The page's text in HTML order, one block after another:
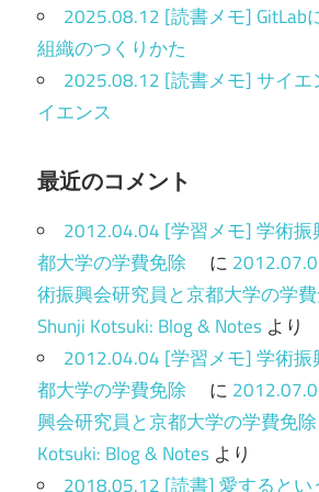
2025.08.12 [読書メモ] GitLab
組織のつくりかた
2025.08.12 [読書メモ] サイエ
イエンス
最近のコメント
2012.04.04 [学習メモ] 学術
都大学の学費免除
に
術振興会研究員と京都大学の学
Shunji Kotsuki: Blog & Notes より
2012.04.04 [学習メモ] 学術
都大学の学費免除
に
興会研究員と京都大学の学費免
Kotsuki: Blog & Notes より
2018.05.12 [読書] 愛するとい